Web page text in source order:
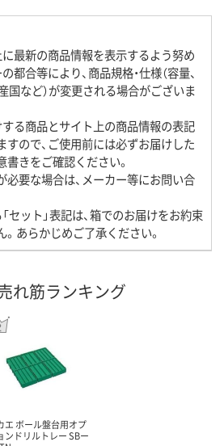
最新の商品情報を表示するよう努め
都合等により、商品規格・仕様（容量、
国など）が変更される場合がございま
する商品とサイト上の商品情報の表記
ので、ご使用前には必ずお届けした
きをご確認ください。
必要な場合は、メーカー等にお問い合
セット」表記は、箱でのお届けをお約束
あらかじめご了承ください。
れ筋ランキング
エ ボール盤台用オプ
ンドリルトレー SBー